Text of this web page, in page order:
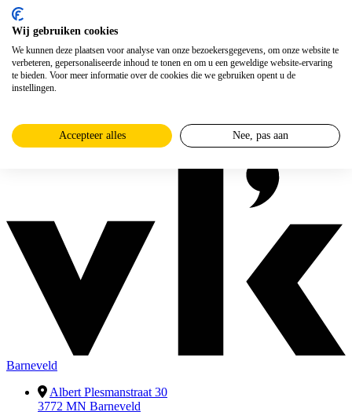
Barneveld
Albert Plesmanstraat 30
3772 MN Barneveld
Wij gebruiken cookies
We kunnen deze plaatsen voor analyse van onze bezoekersgegevens, om onze website te
verbeteren, gepersonaliseerde inhoud te tonen en om u een geweldige website-ervaring
te bieden. Voor meer informatie over de cookies die we gebruiken opent u de
instellingen.
Accepteer alles Nee, pas aan